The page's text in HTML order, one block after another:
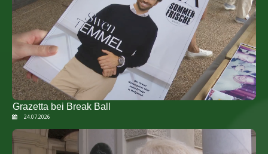
Grazetta bei Break Ball
24.07.2026